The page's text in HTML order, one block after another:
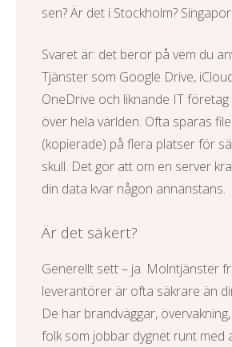
sen? Är det i Stockholm?
Svaret är: det beror på vem du
Tjänster som Google Drive,
OneDrive och liknande IT företag
över hela världen. Ofta sparas
(kopierade) på flera platser för
skull. Det gör att om en server
din data kvar någon annanstans.
Är det säkert?
Generellt sett – ja. Molntjänster
leverantörer är ofta säkrare än
De har brandväggar,
folk som jobbar dygnet runt med